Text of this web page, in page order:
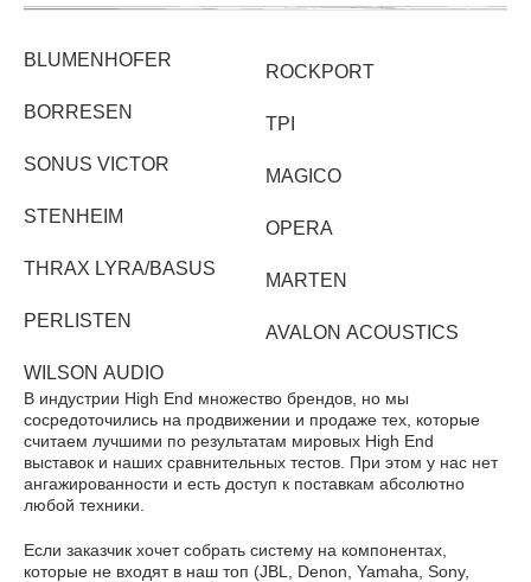
BLUMENHOFER
BORRESEN
SONUS VICTOR
STENHEIM
THRAX LYRA/BASUS
PERLISTEN
WILSON AUDIO
ROCKPORT
TPI
MAGICO
OPERA
MARTEN
AVALON ACOUSTICS
В индустрии High End множество брендов, но мы
сосредоточились на продвижении и продаже тех, которые
считаем лучшими по результатам мировых High End
выставок и наших сравнительных тестов. При этом у нас нет
ангажированности и есть доступ к поставкам абсолютно
любой техники.
Если заказчик хочет собрать систему на компонентах,
которые не входят в наш топ (JBL, Denon, Yamaha, Sony,